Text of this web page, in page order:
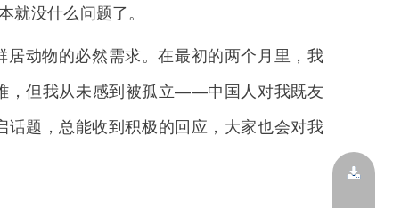
就没什么问题了。
动物的必然需求。在最初的两个月里，我
，但我从未感到被孤立——中国人对我既友
题，总能收到积极的回应，大家也会对我